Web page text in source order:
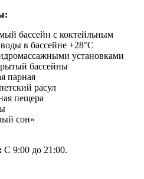
бассейн с коктейльным
в бассейне +28°С
установками
бассейны
парная
расул
пещера
сон»
С 9:00 до 21:00.